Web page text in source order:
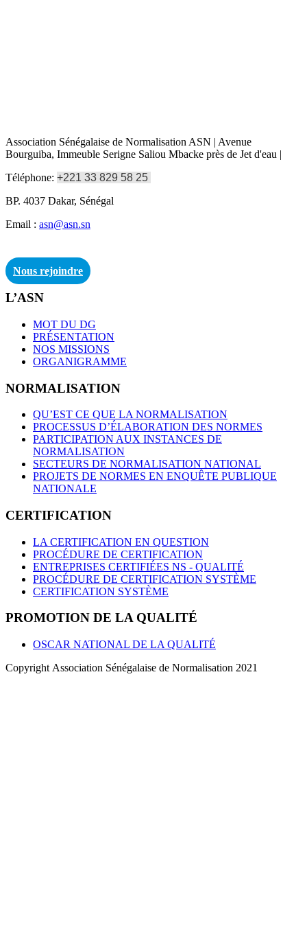
Association Sénégalaise de Normalisation ASN | Avenue
Bourguiba, Immeuble Serigne Saliou Mbacke près de Jet d'eau |
Téléphone: +221 33 829 58 25
BP. 4037 Dakar, Sénégal
Email : asn@asn.sn
Nous rejoindre
L’ASN
MOT DU DG
PRÉSENTATION
NOS MISSIONS
ORGANIGRAMME
NORMALISATION
QU’EST CE QUE LA NORMALISATION
PROCESSUS D’ÉLABORATION DES NORMES
PARTICIPATION AUX INSTANCES DE
NORMALISATION
SECTEURS DE NORMALISATION NATIONAL
PROJETS DE NORMES EN ENQUÊTE PUBLIQUE
NATIONALE
CERTIFICATION
LA CERTIFICATION EN QUESTION
PROCÉDURE DE CERTIFICATION
ENTREPRISES CERTIFIÉES NS - QUALITÉ
PROCÉDURE DE CERTIFICATION SYSTÈME
CERTIFICATION SYSTÈME
PROMOTION DE LA QUALITÉ
OSCAR NATIONAL DE LA QUALITÉ
Copyright Association Sénégalaise de Normalisation 2021